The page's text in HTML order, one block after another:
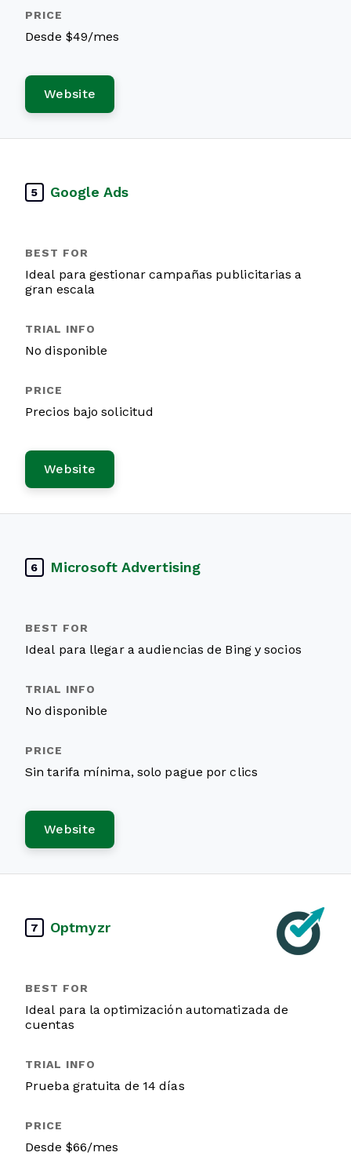
Desde $49/mes
Website
5 Google Ads
Ideal para gestionar campañas publicitarias a
gran escala
No disponible
Precios bajo solicitud
Website
6 Microsoft Advertising
Ideal para llegar a audiencias de Bing y socios
No disponible
Sin tarifa mínima, solo pague por clics
Website
7 Optmyzr
Ideal para la optimización automatizada de
cuentas
Prueba gratuita de 14 días
Desde $66/mes